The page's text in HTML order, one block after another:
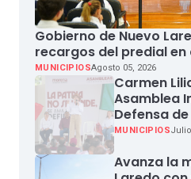
Gobierno de Nuevo
recargos del predial
MUNICIPIOSAgosto 05, 2026
Carmen
Asamblea
Defensa
Nacional en
MUNICIPIOS
Avanza la